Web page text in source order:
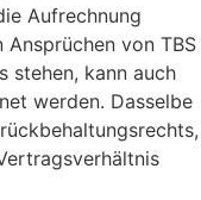
Aufrechnung
von TBS
stehen, kann auch
werden. Dasselbe